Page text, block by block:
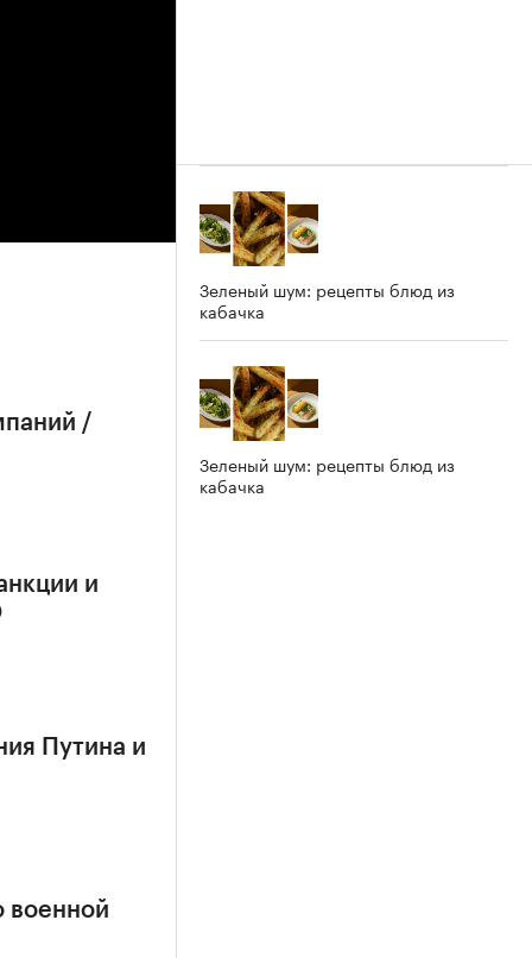
/
и
Путина и
военной
Зеленый шум: рецепты блюд из
кабачка
Зеленый шум: рецепты блюд из
кабачка